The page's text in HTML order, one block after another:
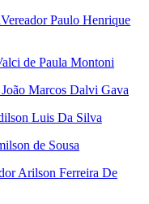
Vereador Paulo Henrique
de Paula Montoni
Marcos Dalvi Gava
Luis Da Silva
de Sousa
Arilson Ferreira De